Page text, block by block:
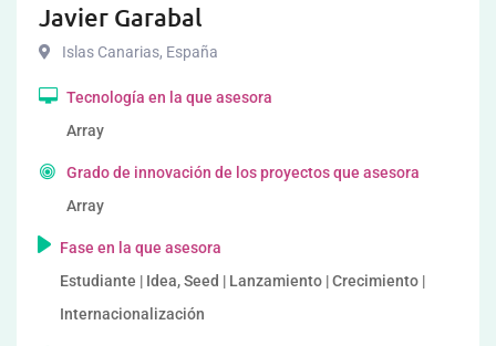
Javier Garabal
Islas Canarias, España
Tecnología en la que asesora
Array
Grado de innovación de los proyectos que asesora
Array
Fase en la que asesora
Estudiante | Idea, Seed | Lanzamiento | Crecimiento |
Internacionalización